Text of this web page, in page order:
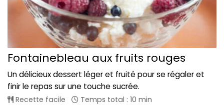
Fontainebleau aux fruits rouges
Un délicieux dessert léger et fruité pour se régaler et
finir le repas sur une touche sucrée.
Recette facile Temps total : 10 min